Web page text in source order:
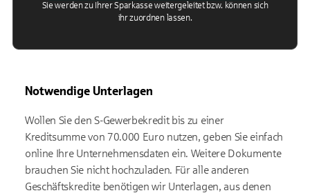
Sie werden zu Ihrer Sparkasse weitergeleitet bzw. können sich
ihr zuordnen lassen.
Notwendige Unterlagen
Wollen Sie den S-Gewerbekredit bis zu einer
Kreditsumme von 70.000 Euro nutzen, geben Sie einfach
online Ihre Unternehmensdaten ein. Weitere Dokumente
brauchen Sie nicht hochzuladen. Für alle anderen
Geschäftskredite benötigen wir Unterlagen, aus denen